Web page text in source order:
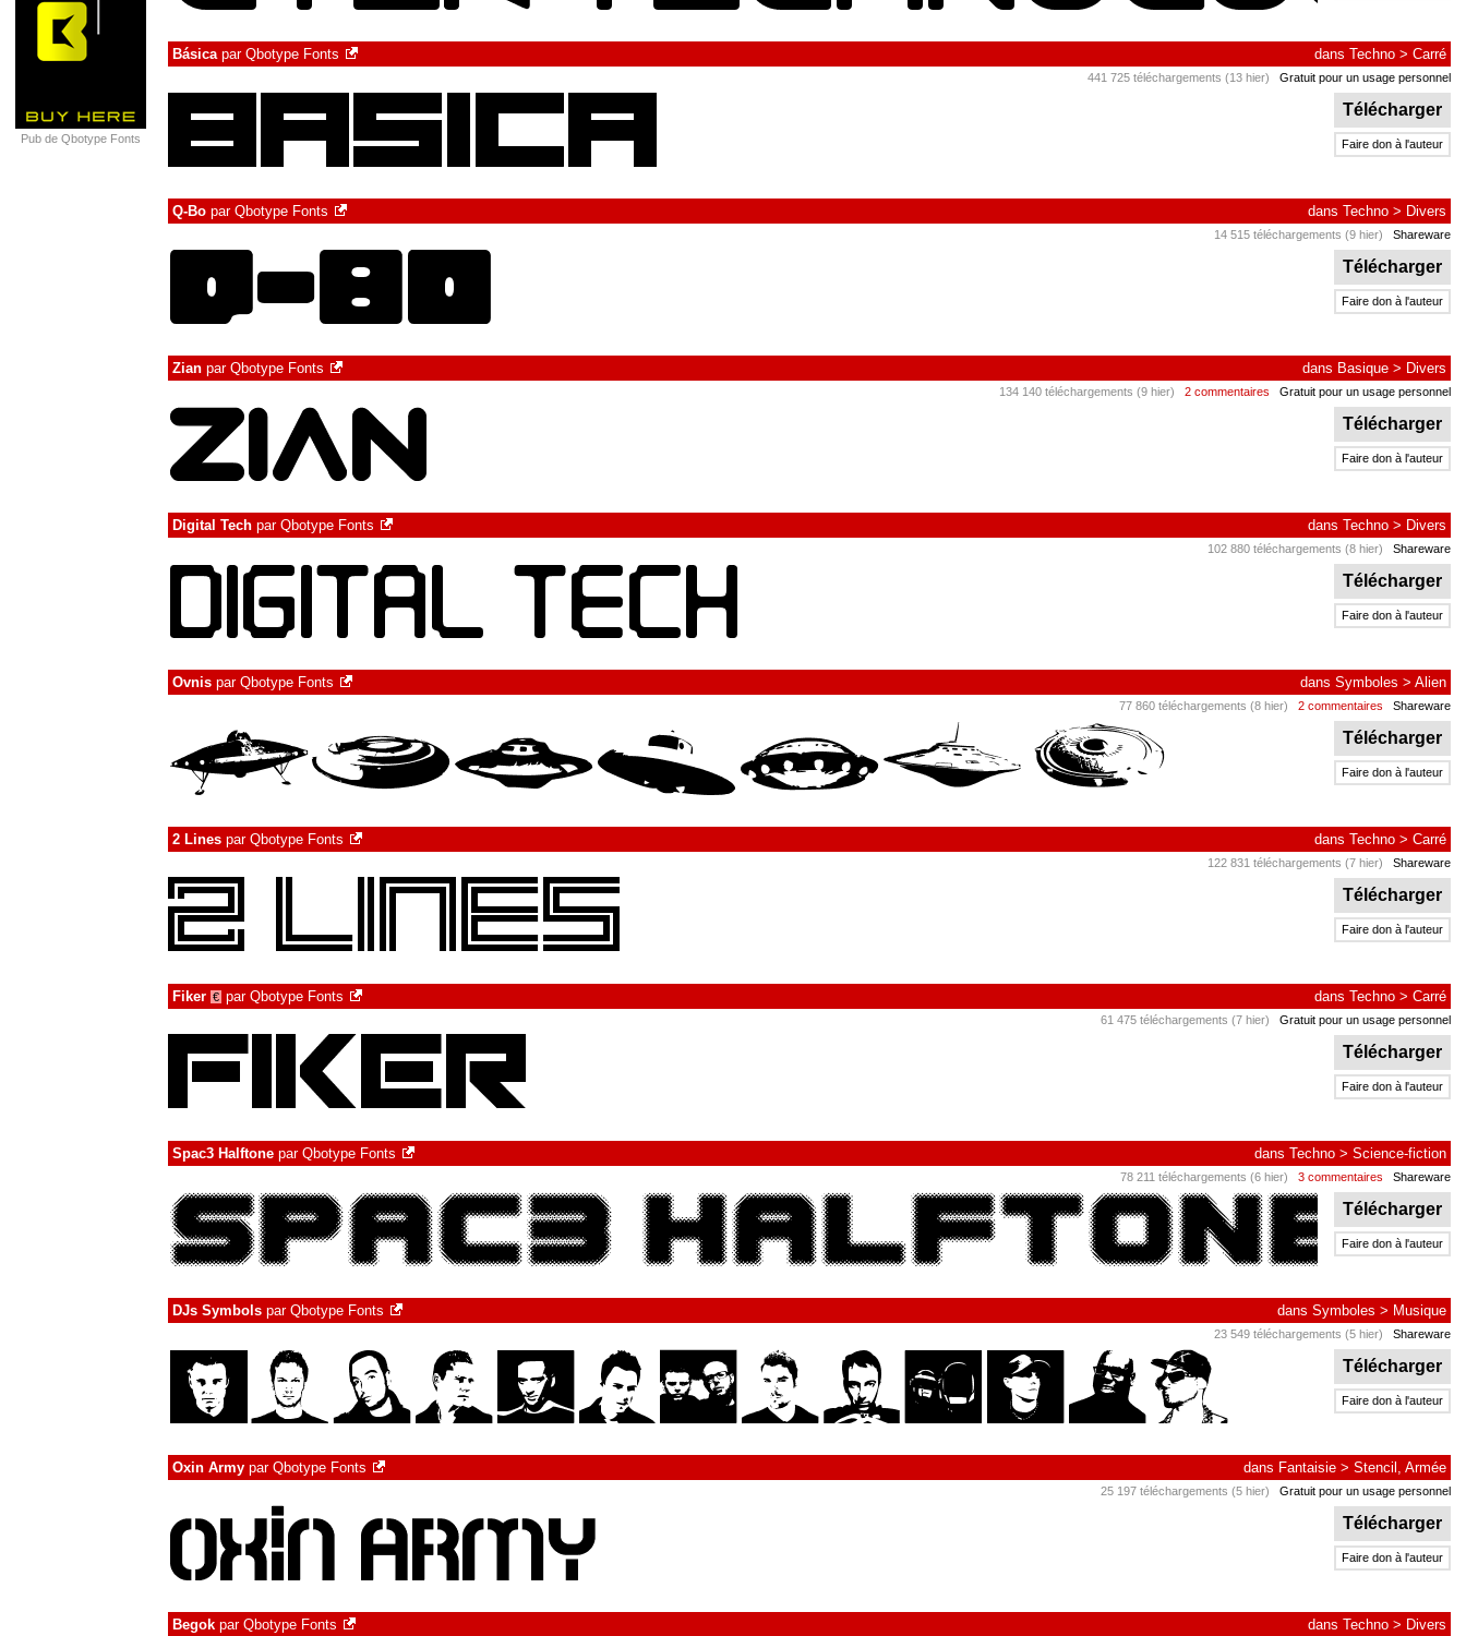
Pub de Qbotype Fonts
Básicapar Qbotype Fonts dans Techno > Carré
441 725 téléchargements (13 hier) Gratuit pour un usage personnel
Télécharger
Faire don à l'auteur
Q-Bo par Qbotype Fonts dans Techno > Divers
14 515 téléchargements (9 hier) Shareware
Télécharger
Faire don à l'auteur
Zian par Qbotype Fonts dans Basique > Divers
134 140 téléchargements (9 hier) 2 commentaires Gratuit pour un usage personnel
Télécharger
Faire don à l'auteur
Digital Tech par Qbotype Fonts dans Techno > Divers
102 880 téléchargements (8 hier) Shareware
Télécharger
Faire don à l'auteur
Ovnis par Qbotype Fonts dans Symboles > Alien
77 860 téléchargements (8 hier) 2 commentaires Shareware
Télécharger
Faire don à l'auteur
2 Lines par Qbotype Fonts dans Techno > Carré
122 831 téléchargements (7 hier) Shareware
Télécharger
Faire don à l'auteur
Fiker € par Qbotype Fonts dans Techno > Carré
61 475 téléchargements (7 hier) Gratuit pour un usage personnel
Télécharger
Faire don à l'auteur
Spac3 Halftone par Qbotype Fonts dans Techno > Science-fiction
78 211 téléchargements (6 hier) 3 commentaires Shareware
Télécharger
Faire don à l'auteur
DJs Symbols par Qbotype Fonts dans Symboles > Musique
23 549 téléchargements (5 hier) Shareware
Télécharger
Faire don à l'auteur
Oxin Army par Qbotype Fonts dans Fantaisie > Stencil, Armée
25 197 téléchargements (5 hier) Gratuit pour un usage personnel
Télécharger
Faire don à l'auteur
Begok par Qbotype Fonts dans Techno > Divers